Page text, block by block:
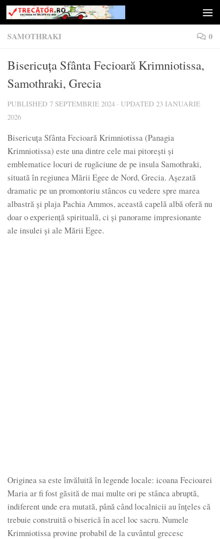
Skip to content
SAMOTHRAKI 0
Bisericuța Sfânta Fecioară Krimniotissa,
Samothraki, Grecia
PUBLISHED 7 SEPTEMBRIE 2024 · UPDATED 23 IANUARIE
2026
Bisericuța Sfânta Fecioară Krimniotissa (Panagia
Krimniotissa) este una dintre cele mai pitorești și
emblematice locuri de rugăciune de pe insula Samothraki,
situată în regiunea Mării Egee de Nord, Grecia. Așezată
dramatic pe un promontoriu stâncos cu vedere spre marea
albastră și plaja Pachia Ammos, această capelă albă oferă nu
doar o experiență spirituală, ci și panorame impresionante
ale insulei și ale Mării Egee.
Originea sa este învăluită în legende locale: icoana Fecioarei
Maria ar fi fost găsită de mai multe ori pe stânca abruptă,
indiferent unde era mutată, până când localnicii au înțeles că
trebuie construită o biserică în acel loc sacru. Numele
Krimniotissa provine probabil de la cuvântul grecesc